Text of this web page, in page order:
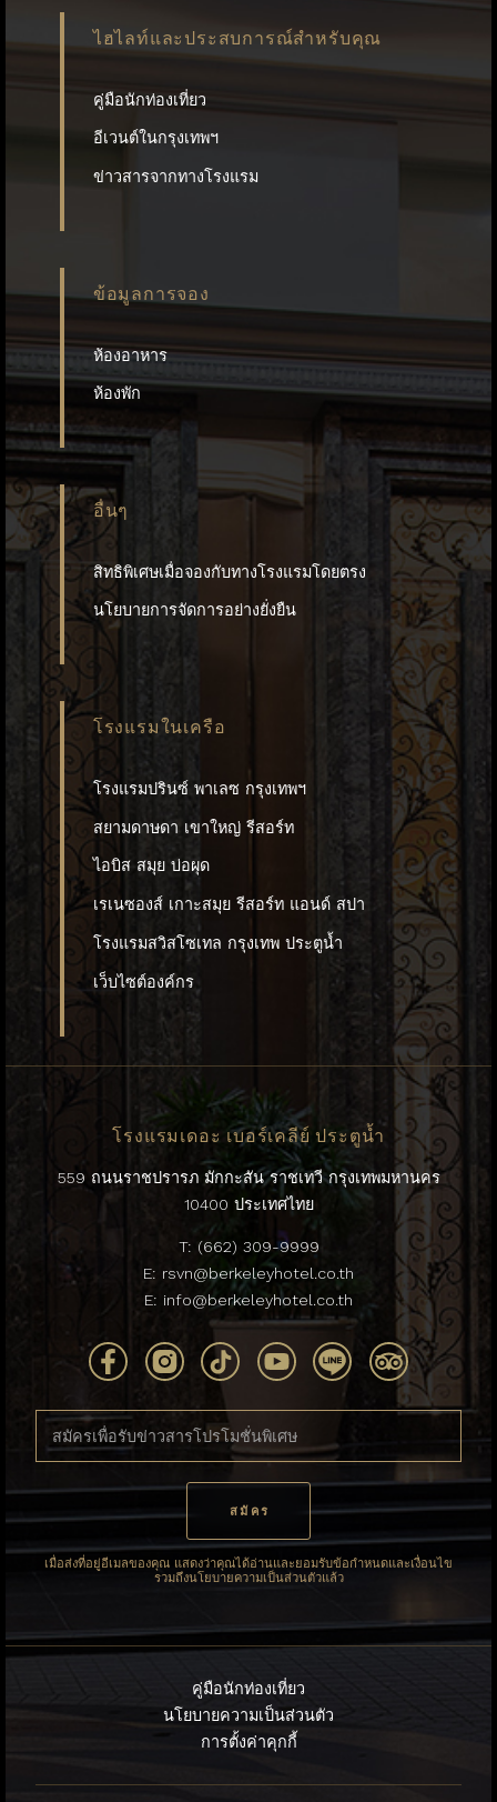
ไฮไลท์และประสบการณ์สำหรับคุณ
คู่มือนักท่องเที่ยว
อีเวนต์ในกรุงเทพฯ
ข่าวสารจากทางโรงแรม
ข้อมูลการจอง
ห้องอาหาร
ห้องพัก
อื่นๆ
สิทธิพิเศษเมื่อจองกับทางโรงแรมโดยตรง
นโยบายการจัดการอย่างยั่งยืน
โรงแรมในเครือ
โรงแรมปรินซ์ พาเลซ กรุงเทพฯ
สยามดาษดา เขาใหญ่ รีสอร์ท
ไอบิส สมุย บ่อผุด
เรเนซองส์ เกาะสมุย รีสอร์ท แอนด์ สปา
โรงแรมสวิสโซเทล กรุงเทพ ประตูน้ำ
เว็บไซต์องค์กร
เมื่อส่งที่อยู่อีเมลของคุณ แสดงว่าคุณได้อ่านและยอมรับข้อกำหนดและเงื่อนไข
รวมถึงนโยบายความเป็นส่วนตัวแล้ว
โรงแรมเดอะ เบอร์เคลีย์ ประตูน้ำ
559 ถนนราชปรารภ มักกะสัน ราชเทวี กรุงเทพมหานคร
10400 ประเทศไทย
T: (662) 309-9999
E: rsvn@berkeleyhotel.co.th
E: info@berkeleyhotel.co.th
คู่มือนักท่องเที่ยว
นโยบายความเป็นส่วนตัว
การตั้งค่าคุกกี้